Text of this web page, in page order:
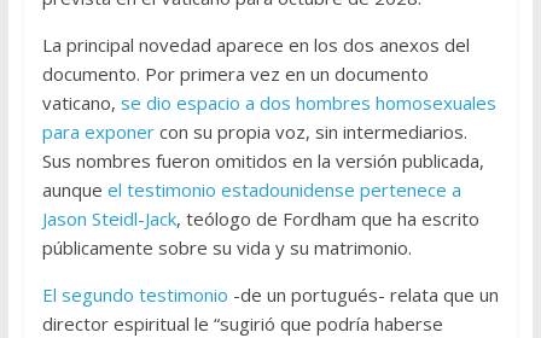
La principal novedad aparece en los dos anexos del
documento. Por primera vez en un documento
vaticano, se dio espacio a dos hombres homosexuales
para exponercon su propia voz, sin intermediarios.
Sus nombres fueron omitidos en la versión publicada,
aunque el testimonio estadounidense pertenece a
Jason Steidl-Jack, teólogo de Fordham que ha escrito
públicamente sobre su vida y su matrimonio.
El segundo testimonio -de un portugués- relata que un
director espiritual le “sugirió que podría haberse